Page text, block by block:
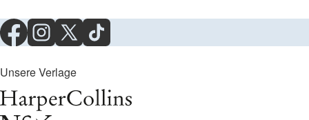
Unsere Verlage